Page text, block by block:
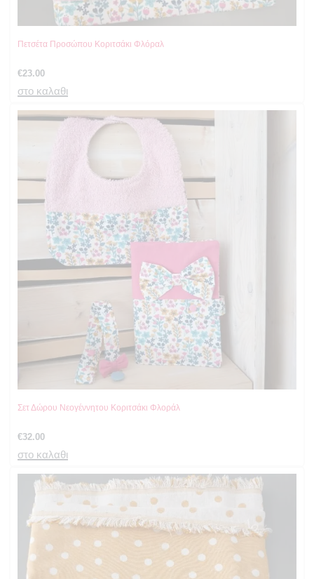
Πετσέτα Προσώπου Κοριτσάκι Φλόραλ
€23.00
στο καλαθι
Σετ Δώρου Νεογέννητου Κοριτσάκι Φλοράλ
€32.00
στο καλαθι